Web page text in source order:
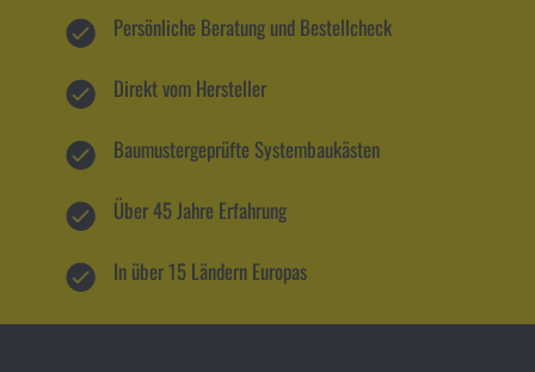
Persönliche Beratung und Bestellcheck
Direkt vom Hersteller
Baumustergeprüfte Systembaukästen
Über 45 Jahre Erfahrung
In über 15 Ländern Europas